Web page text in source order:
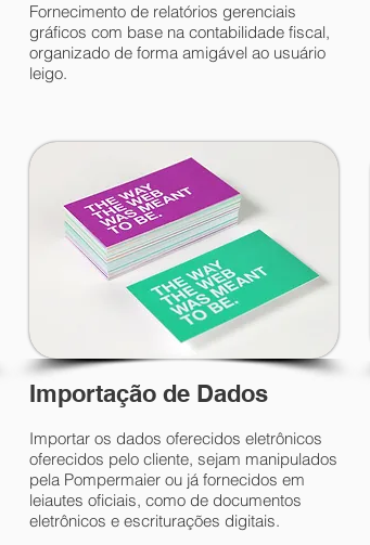
Fornecimento de relatórios gerenciais
gráficos com base na contabilidade fiscal,
organizado de forma amigável ao usuário
leigo.
Importação de Dados
Importar os dados oferecidos eletrônicos
oferecidos pelo cliente, sejam manipulados
pela Pompermaier ou já fornecidos em
leiautes oficiais, como de documentos
eletrônicos e escriturações digitais.